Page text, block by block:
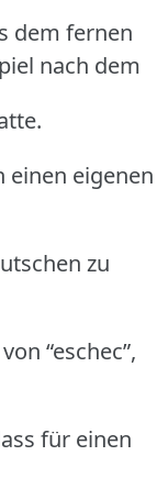
dem fernen
nach dem
einen eigenen
zu
“eschec”,
für einen